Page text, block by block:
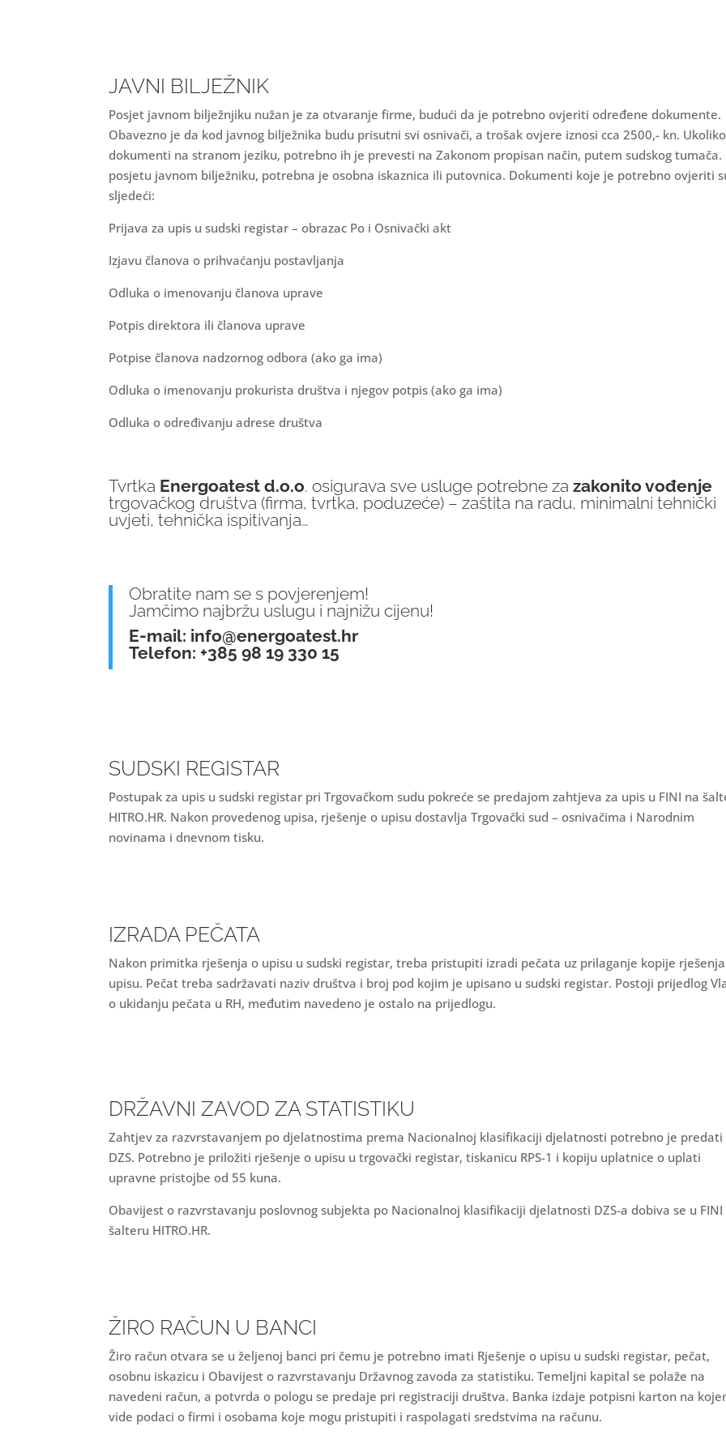
JAVNI BILJEŽNIK
Posjet javnom bilježnjiku nužan je za otvaranje firme, budući da je potrebno ovjeriti određene dokumente.
Obavezno je da kod javnog bilježnika budu prisutni svi osnivači, a trošak ovjere iznosi cca 2500,- kn.
dokumenti na stranom jeziku, potrebno ih je prevesti na Zakonom propisan način, putem sudskog tumača.
posjetu javnom bilježniku, potrebna je osobna iskaznica ili putovnica. Dokumenti koje je potrebno ovjeriti
sljedeći:
Prijava za upis u sudski registar – obrazac Po i Osnivački akt
Izjavu članova o prihvaćanju postavljanja
Odluka o imenovanju članova uprave
Potpis direktora ili članova uprave
Potpise članova nadzornog odbora (ako ga ima)
Odluka o imenovanju prokurista društva i njegov potpis (ako ga ima)
Odluka o određivanju adrese društva
Tvrtka Energoatest d.o.o. osigurava sve usluge potrebne zazakonito vođenje
trgovačkog društva (firma, tvrtka, poduzeće) – zaštita na radu, minimalni tehnički
uvjeti, tehnička ispitivanja…
Obratite nam se s povjerenjem!
Jamčimo najbržu uslugu i najnižu cijenu!
E-mail: info@energoatest.hr
Telefon: +385 98 19 330 15
SUDSKI REGISTAR
Postupak za upis u sudski registar pri Trgovačkom sudu pokreće se predajom zahtjeva za upis u FINI na
HITRO.HR. Nakon provedenog upisa, rješenje o upisu dostavlja Trgovački sud – osnivačima i Narodnim
novinama i dnevnom tisku.
IZRADA PEČATA
Nakon primitka rješenja o upisu u sudski registar, treba pristupiti izradi pečata uz prilaganje kopije
upisu. Pečat treba sadržavati naziv društva i broj pod kojim je upisano u sudski registar. Postoji prijedlog
o ukidanju pečata u RH, međutim navedeno je ostalo na prijedlogu.
DRŽAVNI ZAVOD ZA STATISTIKU
Zahtjev za razvrstavanjem po djelatnostima prema Nacionalnoj klasifikaciji djelatnosti potrebno je predati
DZS. Potrebno je priložiti rješenje o upisu u trgovački registar, tiskanicu RPS-1 i kopiju uplatnice o uplati
upravne pristojbe od 55 kuna.
Obavijest o razvrstavanju poslovnog subjekta po Nacionalnoj klasifikaciji djelatnosti DZS-a dobiva se u FINI
šalteru HITRO.HR.
ŽIRO RAČUN U BANCI
Žiro račun otvara se u željenoj banci pri čemu je potrebno imati Rješenje o upisu u sudski registar, pečat,
osobnu iskazicu i Obavijest o razvrstavanju Državnog zavoda za statistiku. Temeljni kapital se polaže na
navedeni račun, a potvrda o pologu se predaje pri registraciji društva. Banka izdaje potpisni karton na
vide podaci o firmi i osobama koje mogu pristupiti i raspolagati sredstvima na računu.